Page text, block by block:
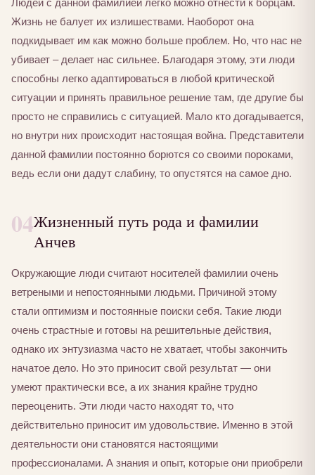
Жизнь не балует их излишествами. Наоборот она
подкидывает им как можно больше проблем. Но, что нас не
убивает – делает нас сильнее. Благодаря этому, эти люди
способны легко адаптироваться в любой критической
ситуации и принять правильное решение там, где другие бы
просто не справились с ситуацией. Мало кто догадывается,
но внутри них происходит настоящая война. Представители
данной фамилии постоянно борются со своими пороками,
ведь если они дадут слабину, то опустятся на самое дно.
04Жизненный путь рода и фамилии
Анчев
Окружающие люди считают носителей фамилии очень
ветреными и непостоянными людьми. Причиной этому
стали оптимизм и постоянные поиски себя. Такие люди
очень страстные и готовы на решительные действия,
однако их энтузиазма часто не хватает, чтобы закончить
начатое дело. Но это приносит свой результат — они
умеют практически все, а их знания крайне трудно
переоценить. Эти люди часто находят то, что
действительно приносит им удовольствие. Именно в этой
деятельности они становятся настоящими
профессионалами. А знания и опыт, которые они приобрели